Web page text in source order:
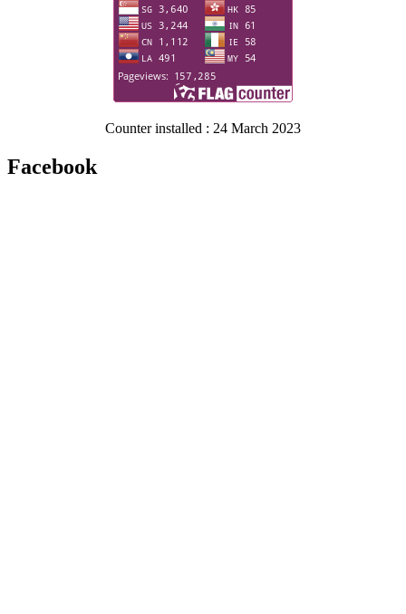
Counter installed : 24 March 2023
Facebook